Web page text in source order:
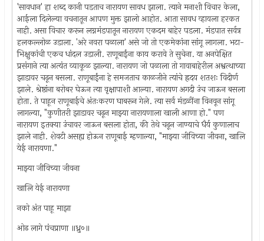
'सावधान' हा शब्द कानी पडताच नारायण सावध झाला. त्याने मनाशी विचार केला,
आईला दिलेल्या वचनातून आपण मुक्त झालो आहोत. आता सावध व्हायला हरकत
नाही. असा विचार करून लग्नमंडपातून नारायण एकदम बाहेर पडला. मंडपात सर्वत्र
हलकल्लोळ उडाला. 'अरे नवरा पळाला' असे जो तो एकमेकांना सांगू लागला. भटा-
भिक्षुकांची एकच धांदल उडाली. राणूबाईंना काय करावे ते सुचेना. या अनपेक्षित
प्रसंगाने त्या अत्यंत व्याकूळ झाल्या. नारायण जो पळाला तो गावाबाहेरील अश्वत्थाच्या
झाडावर चढून बसला. राणूबाईंना हे समजताच काळजीने त्यांचे ह्रदय शतशः विदीर्ण
झाले. श्रेष्ठांना बरोबर घेऊन त्या वृक्षापाशी आल्या. नारायण अगदी उंच जाऊन बसला
होता. ते पाहून राणूबाईचे अंतःकरण घाबरून गेले. त्या सर्व मंडळींना विनवून सांगू
लागल्या, "कुणीतरी झाडावर चढून माझ्या नारायणाला खाली आणा हो." पण
नारायण इतक्या उंचावर जाऊन बसला होता, की तेथे चढून जाण्याचे धैर्य कुणालाच
झाले नाही. शेवटी असह्य होऊन राणूबाई म्हणाल्या, "माझ्या जीविच्या जीवना, खालि
येई नारायणा."
माझ्या जीविच्या जीवना
खालि येई नारायणा
नको अंत पाहू माझा
ओढ लागे पंचप्राणा ॥ध्रु०॥